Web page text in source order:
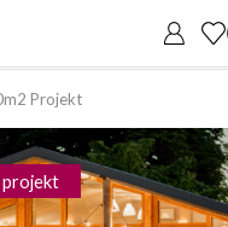
Projekt
projekt